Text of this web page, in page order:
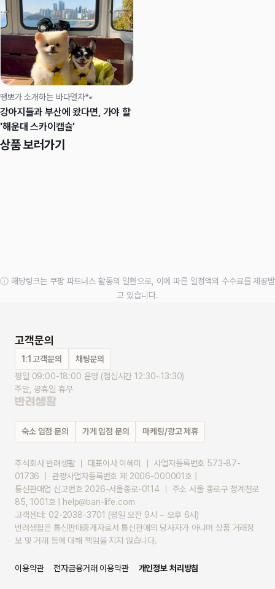
땡뽀가 소개하는 바다열차🐾
강아지들과 부산에 왔다면, 가야 할
'해운대 스카이캡슐'
상품 보러가기
ⓘ 해당링크는 쿠팡 파트너스 활동의 일환으로, 이에 따른 일정액의 수수료를 제공받
고 있습니다.
고객문의
1:1 고객문의
채팅문의
평일 09:00-18:00 운영 (점심시간 12:30~13:30)
주말, 공휴일 휴무
숙소 입점 문의 가게 입점 문의 마케팅/광고 제휴
주식회사 반려생활 ｜ 대표이사 이혜미 ｜ 사업자등록번호 573-87-
01736 ｜ 관광사업자등록번호 제 2006-000001호 |
통신판매업 신고번호 2026-서울종로-0114 ｜ 주소 서울 종로구 청계천로
85, 1001호 | help@ban-life.com
고객센터: 02-2038-3701 (평일 오전 9시 ~ 오후 6시)
반려생활은 통신판매중개자로서 통신판매의 당사자가 아니며 상품 거래정
보 및 거래 등에 대해 책임을 지지 않습니다.
이용약관 전자금융거래 이용약관 개인정보 처리방침